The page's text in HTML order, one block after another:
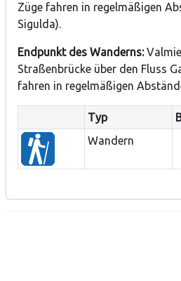
Züge fahren in regelmäßigen
Sigulda).
Endpunkt des Wanderns:
Straßenbrücke über den Fluss
fahren in regelmäßigen
Typ
Wandern